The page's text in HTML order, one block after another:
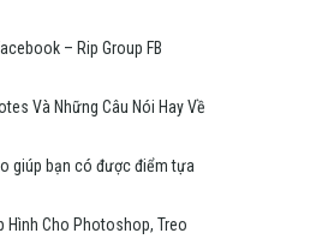
– Rip Group FB
Và Những Câu Nói Hay Về
giúp bạn có được điểm tựa
Hình Cho Photoshop, Treo